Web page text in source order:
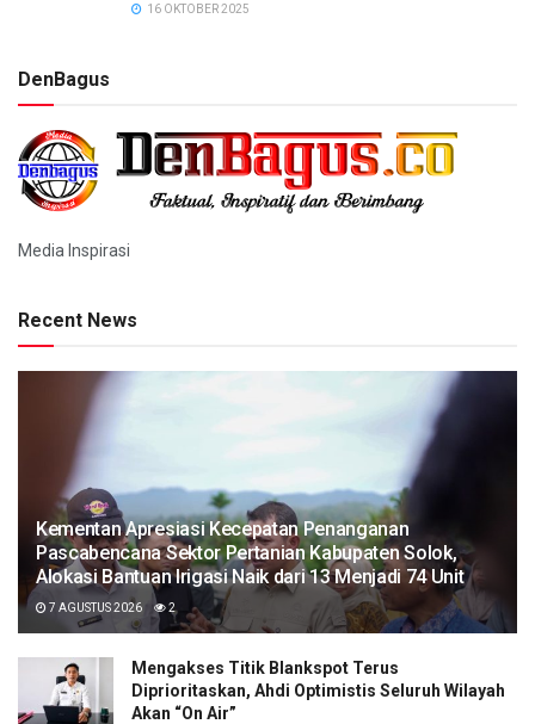
16 OKTOBER 2025
DenBagus
Media Inspirasi
Recent News
Kementan Apresiasi Kecepatan Penanganan
Pascabencana Sektor Pertanian Kabupaten Solok,
Alokasi Bantuan Irigasi Naik dari 13 Menjadi 74 Unit
7 AGUSTUS 2026 2
Mengakses Titik Blankspot Terus
Diprioritaskan, Ahdi Optimistis Seluruh Wilayah
Akan “On Air”